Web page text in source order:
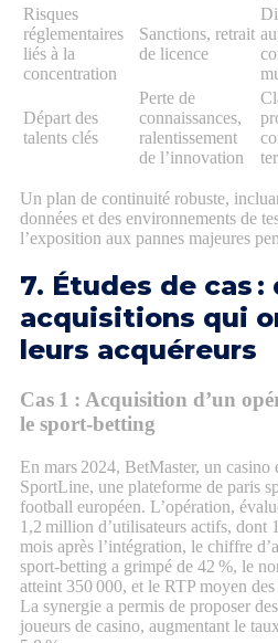
Risques
réglementaires
liés à la
concentration
Sanctions, retrait
de licence
Départ des
talents clés
Perte de
connaissances,
ralentissement
de l’innovation
Un plan de continuité robuste,
données et des environnements de
l’exposition aux pannes majeures
7. Études de cas :
acquisitions qui
leurs acquéreurs
Cas 1 : Acquisition d’un
le sport‑betting
En mars 2024, BetMaster, un casino
SportLine, une plateforme de paris
football européen. L’opération,
1,2 million d’utilisateurs actifs, dont
mois après l’intégration, le chiffre
sport‑betting a grimpé de 42 %, le
atteint 350 000, et le RTP moyen
La synergie a permis de proposer
joueurs de casino, augmentant le